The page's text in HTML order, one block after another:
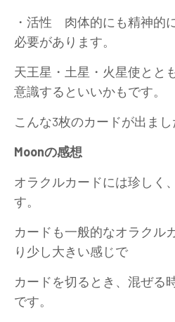
・活性 肉体的にも精神的
必要があります。
天王星・土星・火星使とと
意識するといいかもです。
こんな3枚のカードが出ま
Moonの感想
オラクルカードには珍しく
す。
カードも一般的なオラクル
り少し大きい感じで
カードを切るとき、混ぜる
です。